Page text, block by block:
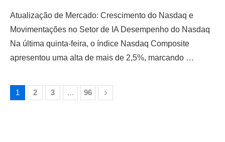
Atualização de Mercado: Crescimento do Nasdaq e
Movimentações no Setor de IA Desempenho do Nasdaq
Na última quinta-feira, o índice Nasdaq Composite
apresentou uma alta de mais de 2,5%, marcando …
1 2 3 … 96